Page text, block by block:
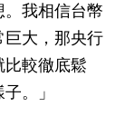
我相信台幣
巨大，那央行
較徹底鬆
。」